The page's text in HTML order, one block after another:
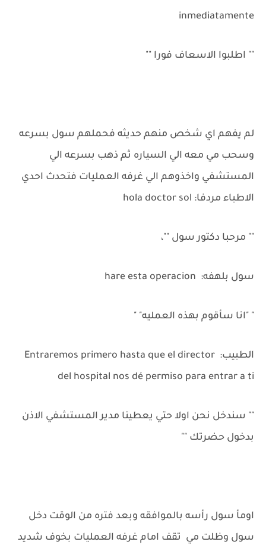
inmediatamente
"" اطلبوا الاسعاف فورا ""
لم يفهم اي شخص منهم حديثه فحملهم سول بسرعه
وسحب مي معه الي السياره ثم ذهب بسرعه الي
المستشفي واخذوهم الي غرفه العمليات فتحدث احدي
الاطباء مردفا: hola doctor sol
"" مرحبا دكتور سول ""،
سول بلهفه: hare esta operacion
" "انا سأقوم بهذه العمليه" "
الطبيب: Entraremos primero hasta que el director
del hospital nos dé permiso para entrar a ti
"" سندخل نحن اولا حتي يعطينا مدير المستشفي الاذن
بدخول حضرتك ""
اومأ سول رأسه بالموافقه وبعد فتره من الوقت دخل
سول وظلت مي تقف امام غرفه العمليات بخوف شديد